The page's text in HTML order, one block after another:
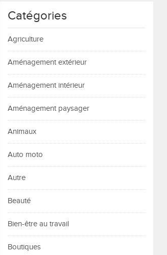
Catégories
Agriculture
Aménagement extérieur
Aménagement intérieur
Aménagement paysager
Animaux
Auto moto
Autre
Beauté
Bien-être au travail
Boutiques